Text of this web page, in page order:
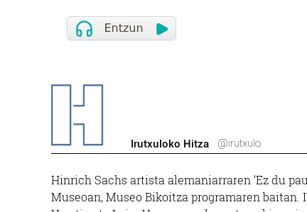
Irutxuloko Hitza @irutxulo
Hinrich Sachs artista alemaniarraren ‘Ez du
Museoan, Museo Bikoitza programaren